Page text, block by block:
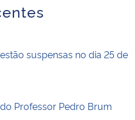
suspensas no dia 25 de
Professor Pedro Brum